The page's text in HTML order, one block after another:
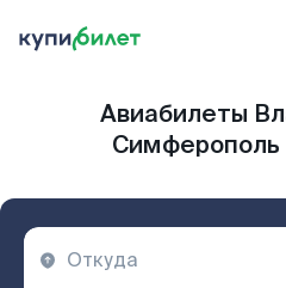
Авиабилеты
Симферополь